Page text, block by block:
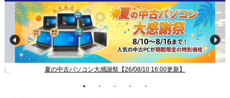
夏の中古パソコン大感謝祭【26/08/10 16:00更新】